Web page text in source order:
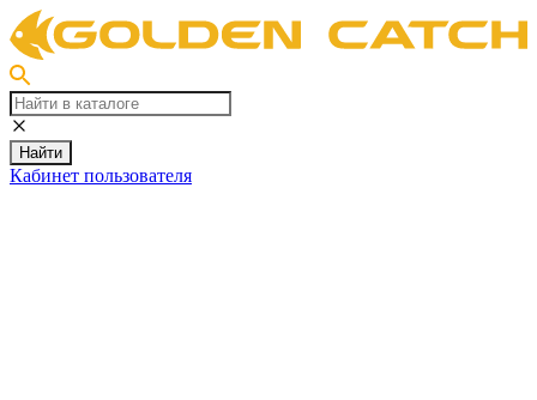
Найти
Кабинет пользователя